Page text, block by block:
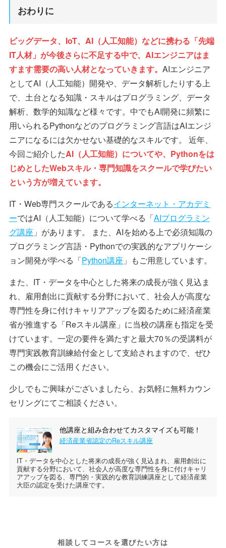
おわりに
ビッグデータ、IoT、AI（人工知能）などに携わる「先端
IT人材」が今後さらに不足する中で、AIエンジニアはま
すます需要の高い人材となっていきます。 AIエンジニア
としてAI（人工知能）開発や、データ解析したりする上
で、土台となる知識・スキルはプログラミング、データ
解析、数学的知識など様々です。中でもAI開発に頻繁に
用いられるPythonなどのプログラミング言語はAIエンジ
ニアになるには欠かせない基礎的なスキルです。 近年、
今回ご紹介したAI（人工知能）についてや、Pythonをは
じめとしたWebスキル・専門知識をスクールで学びたい
という方が増えています。
IT・Web専門スクールであるインターネット・アカデミ
ーではAI（人工知能）について学べる「AIプログラミン
グ講座 」があります。 また、AIを始める上で必須知識の
プログラミング言語・Pythonでの実践的なアプリケーシ
ョン開発が学べる「Python講座 」もご用意しています。
また、IT・データを中心とした将来の成長が強く見込ま
れ、雇用創出に貢献する分野において、社会人が高度な
専門性を身に付けキャリアアップを図るために経済産業
省が推進する「Reスキル講座」に当校の講座も指定を受
けています。一定の要件を満たすと最大70％の受講料が
専門実践教育訓練給付金として支給されますので、ぜひ
この機会にご活用ください。
少しでもご興味がございましたら、お気軽に無料カウン
セリングにてご相談ください。
他講座と組み合わせてカスタマイズも可能！
経済産業省認定のReスキル講座
IT・データを中心とした将来の成長が強く見込まれ、雇用創出に
貢献する分野において、社会人が高度な専門性を身に付けキャリ
アアップを図る、専門的・実践的な教育訓練講座として経済産業
大臣の認定を受けた講座です。
相談してコースを選びたい方は